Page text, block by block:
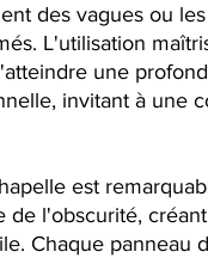
des vagues ou
L'utilisation
une
invitant à une
est
de l'obscurité,
Chaque panneau